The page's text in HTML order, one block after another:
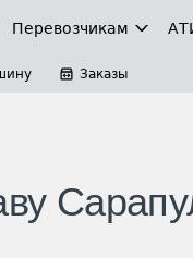
Перевозчикам
Заказы